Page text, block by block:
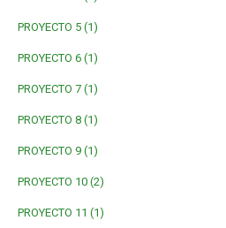
PROYECTO 5 (1)
PROYECTO 6 (1)
PROYECTO 7 (1)
PROYECTO 8 (1)
PROYECTO 9 (1)
PROYECTO 10 (2)
PROYECTO 11 (1)